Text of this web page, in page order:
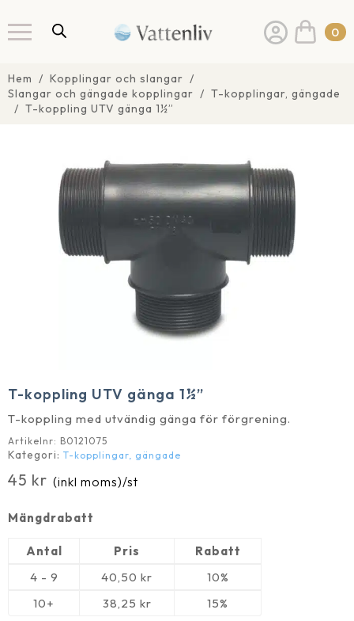
0
Hem
Kopplingar och slangar
Slangar och gängade kopplingar
T-kopplingar, gängade
T-koppling UTV gänga 1½”
T-koppling UTV gänga 1½”
T-koppling med utvändig gänga för förgrening.
Artikelnr: B0121075
Kategori: T-kopplingar, gängade
45 kr (inkl moms)/st
Mängdrabatt
Antal Pris
Rabatt
4 - 9
40,50 kr
10%
10+
38,25 kr 15%